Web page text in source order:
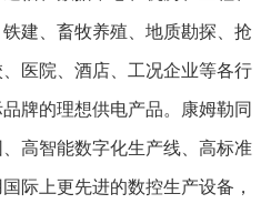
建、畜牧养殖、地质勘探、抢
医院、酒店、工况企业等各行
牌的理想供电产品。康姆勒同
高智能数字化生产线、高标准
际上更先进的数控生产设备，